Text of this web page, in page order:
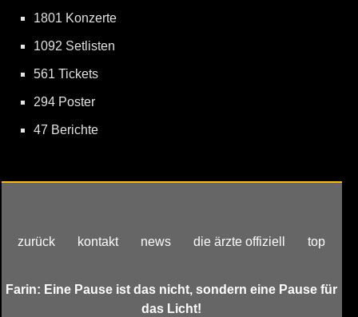
1801 Konzerte
1092 Setlisten
561 Tickets
294 Poster
47 Berichte
zurück kontakt news die ärzte offiziell top
Farin: Eine Pause ist das nicht, sondern eine Pause für
das Licht!